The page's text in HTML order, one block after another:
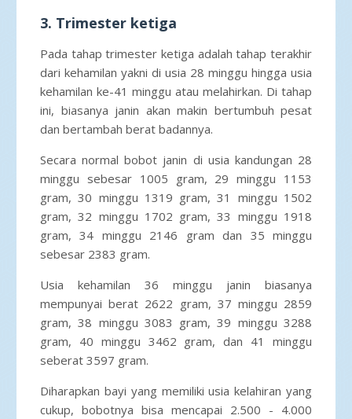
3. Trimester ketiga
Pada tahap trimester ketiga adalah tahap terakhir
dari kehamilan yakni di usia 28 minggu hingga usia
kehamilan ke-41 minggu atau melahirkan. Di tahap
ini, biasanya janin akan makin bertumbuh pesat
dan bertambah berat badannya.
Secara normal bobot janin di usia kandungan 28
minggu sebesar 1005 gram, 29 minggu 1153
gram, 30 minggu 1319 gram, 31 minggu 1502
gram, 32 minggu 1702 gram, 33 minggu 1918
gram, 34 minggu 2146 gram dan 35 minggu
sebesar 2383 gram.
Usia kehamilan 36 minggu janin biasanya
mempunyai berat 2622 gram, 37 minggu 2859
gram, 38 minggu 3083 gram, 39 minggu 3288
gram, 40 minggu 3462 gram, dan 41 minggu
seberat 3597 gram.
Diharapkan bayi yang memiliki usia kelahiran yang
cukup, bobotnya bisa mencapai 2.500 - 4.000